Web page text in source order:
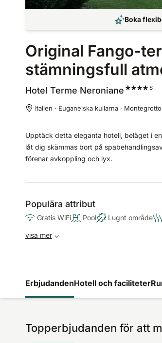
Boka
Original Fango-
stämningsfull
Hotel Terme Neroniane S
Italien · Euganeiska kullarna ·
Upptäck detta eleganta hotell, beläget i
låt dig skämmas bort på
förenar avkoppling och lyx.
Populära attribut
Gratis WiFi Pool Lugnt område
visa mer
ErbjudandenHotell och faciliteter
Topperbjudanden för att